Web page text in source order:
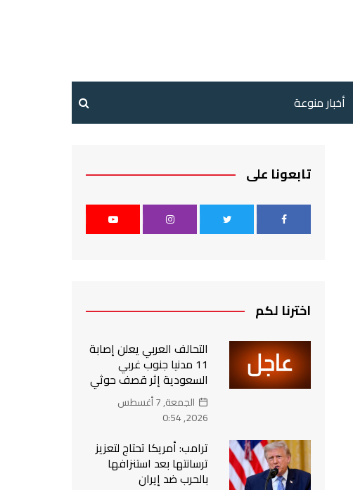
أخبار منوعة
تابعونا على
اخترنا لكم
التحالف العربي يعلن إصابة
11 مدنيا جنوب غربي
السعودية إثر قصف حوثي
الجمعة, 7 أغسطس
2026, 0:54
ترامب: أمريكا تحتاج لتعزيز
ترسانتها بعد استنزافها
بالحرب ضد إيران